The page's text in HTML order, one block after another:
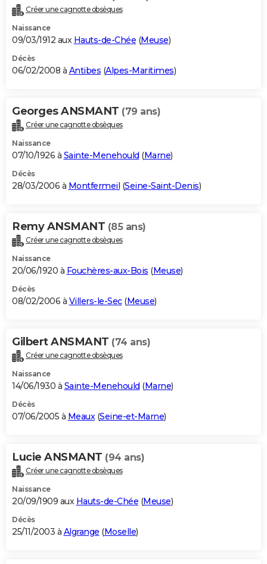
Créer une cagnotte obsèques
Naissance
09/03/1912 aux Hauts-de-Chée (Meuse)
Décès
06/02/2008 à Antibes (Alpes-Maritimes)
Georges ANSMANT (79 ans)
Créer une cagnotte obsèques
Naissance
07/10/1926 à Sainte-Menehould (Marne)
Décès
28/03/2006 à Montfermeil (Seine-Saint-Denis)
Remy ANSMANT (85 ans)
Créer une cagnotte obsèques
Naissance
20/06/1920 à Fouchères-aux-Bois (Meuse)
Décès
08/02/2006 à Villers-le-Sec(Meuse)
Gilbert ANSMANT (74 ans)
Créer une cagnotte obsèques
Naissance
14/06/1930 à Sainte-Menehould (Marne)
Décès
07/06/2005 à Meaux(Seine-et-Marne)
Lucie ANSMANT (94 ans)
Créer une cagnotte obsèques
Naissance
20/09/1909 aux Hauts-de-Chée (Meuse)
Décès
25/11/2003 à Algrange (Moselle)